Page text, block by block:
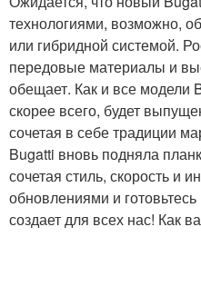
технологиями, возможно,
или гибридной системой.
передовые материалы и
обещает. Как и все модели
скорее всего, будет
сочетая в себе традиции
Bugatti вновь подняла
сочетая стиль, скорость и
обновлениями и
создает для всех нас! Как